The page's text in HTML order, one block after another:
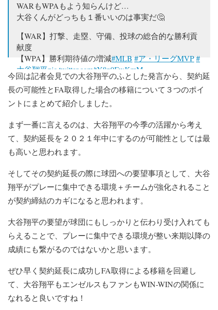
WARもWPAもよう知らんけど…
大谷くんがどっちも１番いいのは事実だ🤔
【WAR】打撃、走塁、守備、投球の総合的な勝利貢
献度
【WPA】勝利期待値の増減#MLB #ア・リーグMVP#
大谷翔平pic.twitter.com/tY8n9FwKmM
— 大谷翔平（Shohei Ohtani）matome (@Ohtani_MLB)
September 28, 2021
今回は記者会見での大谷翔平のふとした発言から、契約延
長の可能性とFA取得した場合の移籍について３つのポイ
ントにまとめて紹介しました。
まず一番に言えるのは、大谷翔平の今季の活躍から考え
て、契約延長を２０２１年中にするのが可能性としては最
も高いと思われます。
そしてその契約延長の際に球団への要望事項として、大谷
翔平がプレーに集中できる環境＋チームが強化されること
が契約締結のカギになると思われます。
大谷翔平の要望が球団にもしっかりと伝わり受け入れても
らえることで、プレーに集中できる環境が整い来期以降の
成績にも繋がるのではないかと思います。
ぜひ早く契約延長に成功しFA取得による移籍を回避し
て、大谷翔平もエンゼルスもファンもWIN-WINの関係に
なれると良いですね！